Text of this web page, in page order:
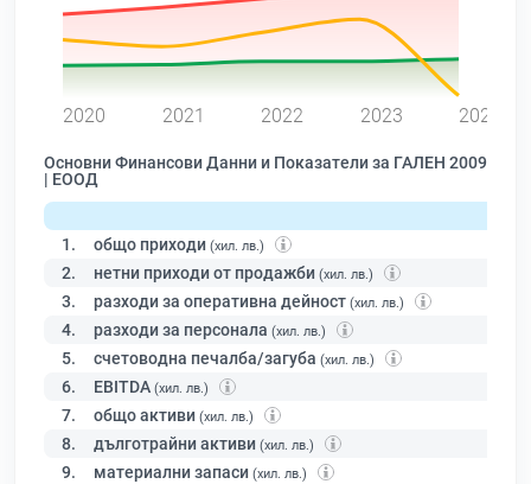
2020 2021 2022 2023 2024
Основни Финансови Данни и Показатели за ГАЛЕН 2009
| ЕООД
1. общо приходи (хил. лв.)
2. нетни приходи от продажби (хил. лв.)
3. разходи за оперативна дейност (хил. лв.)
4. разходи за персонала (хил. лв.)
5. счетоводна печалба/загуба (хил. лв.)
6. EBITDA (хил. лв.)
7. общо активи (хил. лв.)
8. дълготрайни активи (хил. лв.)
9. материални запаси (хил. лв.)